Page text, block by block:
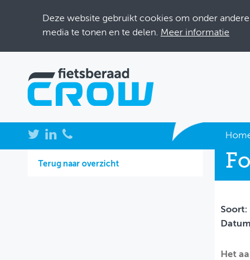
Deze website gebruikt cookies om onder
media te tonen en te delen. Meer informatie
NIEUWS
BIJEENKOMSTEN
Terug naar overzicht
Soort:
Het